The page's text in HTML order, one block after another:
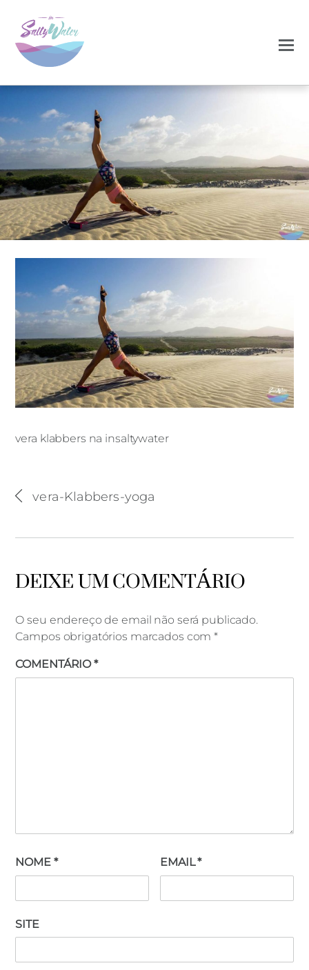
NOVEMBRO 17, 2020
vera-Klabbers-yoga
vera klabbers na insaltywater
vera-Klabbers-yoga
DEIXE UM COMENTÁRIO
O seu endereço de email não será publicado.
Campos obrigatórios marcados com*
COMENTÁRIO*
NOME * EMAIL*
SITE